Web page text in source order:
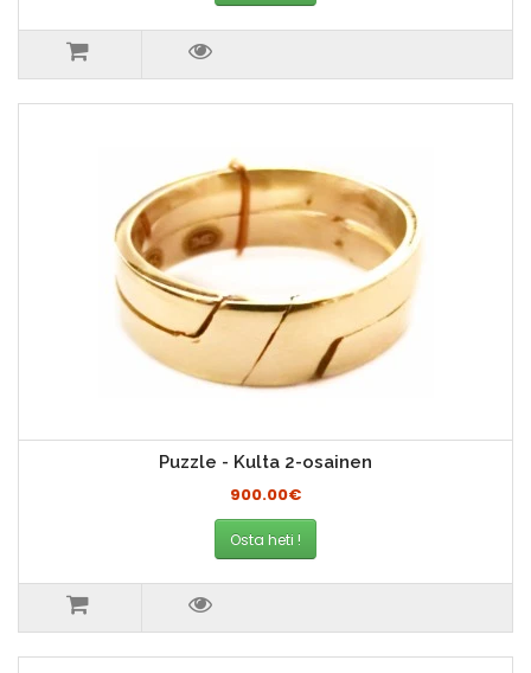
Puzzle - Kulta 2-osainen
900.00€
Osta heti !